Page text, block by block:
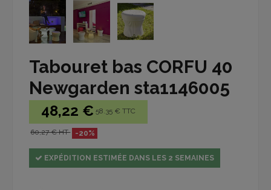
Tabouret bas CORFU 40
Newgarden sta1146005
48,22 € 58.35 € TTC
60,27 € HT -20%
EXPÉDITION ESTIMÉE DANS LES 2 SEMAINES